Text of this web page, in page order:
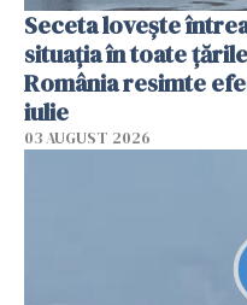
Seceta lovește
situația în toate
România resimte
iulie
03 AUGUST 2026